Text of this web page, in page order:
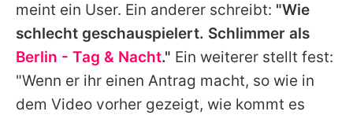
meint ein User. Ein anderer schreibt: "Wie
schlecht geschauspielert. Schlimmer als
Berlin - Tag & Nacht." Ein weiterer stellt fest:
"Wenn er ihr einen Antrag macht, so wie in
dem Video vorher gezeigt, wie kommt es